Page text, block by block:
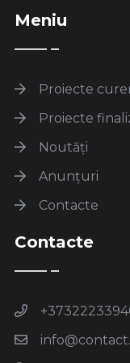
Meniu
Proiecte
Proiecte
Noutăți
Anunțuri
Contacte
Contacte